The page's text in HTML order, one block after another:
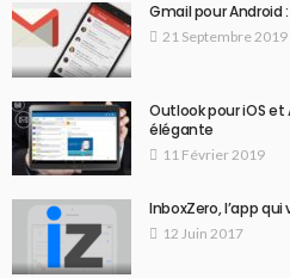
Gmail pour Android
21 Septembre 2019
Outlook pour iOS et
élégante
11 Février 2019
InboxZero, l’app
12 Juin 2017